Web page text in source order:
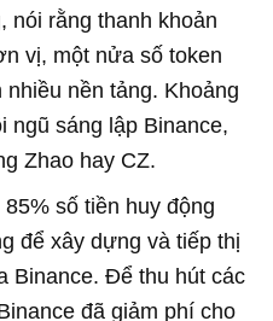
nói rằng thanh khoản
vị, một nửa số token
nền tảng. Khoảng
ngũ sáng lập Binance,
Zhao hay CZ.
số tiền huy động
để xây dựng và tiếp thị
Binance. Để thu hút các
đã giảm phí cho